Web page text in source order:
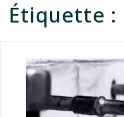
Étiquette :